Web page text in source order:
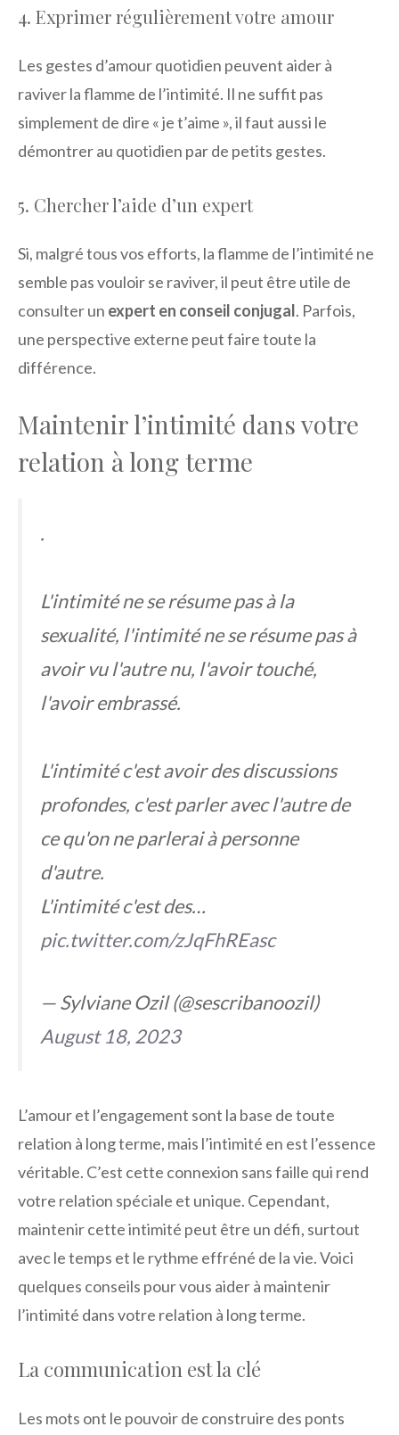
4. Exprimer régulièrement votre amour
Les gestes d’amour quotidien peuvent aider à
raviver la flamme de l’intimité. Il ne suffit pas
simplement de dire « je t’aime », il faut aussi le
démontrer au quotidien par de petits gestes.
5. Chercher l’aide d’un expert
Si, malgré tous vos efforts, la flamme de l’intimité ne
semble pas vouloir se raviver, il peut être utile de
consulter un expert en conseil conjugal. Parfois,
une perspective externe peut faire toute la
différence.
Maintenir l’intimité dans votre
relation à long terme
.
L'intimité ne se résume pas à la
sexualité, l'intimité ne se résume pas à
avoir vu l'autre nu, l'avoir touché,
l'avoir embrassé.
L'intimité c'est avoir des discussions
profondes, c'est parler avec l'autre de
ce qu'on ne parlerai à personne
d'autre.
L'intimité c'est des…
pic.twitter.com/zJqFhREasc
— Sylviane Ozil (@sescribanoozil)
August 18, 2023
L’amour et l’engagement sont la base de toute
relation à long terme, mais l’intimité en est l’essence
véritable. C’est cette connexion sans faille qui rend
votre relation spéciale et unique. Cependant,
maintenir cette intimité peut être un défi, surtout
avec le temps et le rythme effréné de la vie. Voici
quelques conseils pour vous aider à maintenir
l’intimité dans votre relation à long terme.
La communication est la clé
Les mots ont le pouvoir de construire des ponts